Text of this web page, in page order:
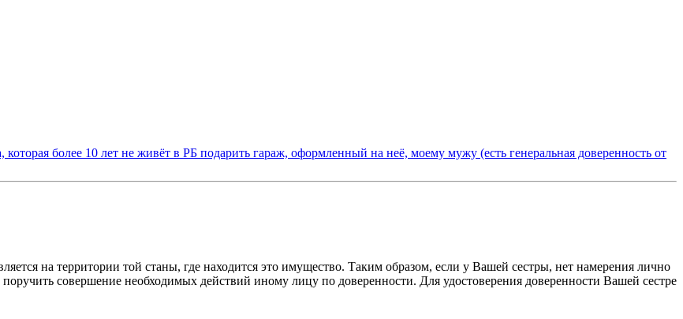
более 10 лет не живёт в РБ подарить гараж, оформленный на неё, моему мужу (есть генеральная доверенность от
на территории той станы, где находится это имущество. Таким образом, если у Вашей сестры, нет намерения лично
совершение необходимых действий иному лицу по доверенности. Для удостоверения доверенности Вашей сестре